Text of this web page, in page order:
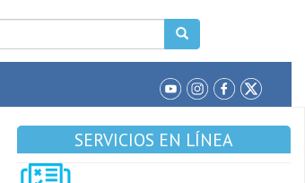
SERVICIOS EN LÍNEA